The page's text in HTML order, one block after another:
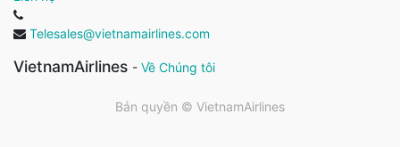
Telesales@vietnamairlines.com
VietnamAirlines - Về Chúng tôi
Bản quyền © VietnamAirlines